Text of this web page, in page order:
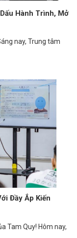
Hành Trình, Mở
nay, Trung tâm
Đầy Ắp Kiến
Tam Quy! Hôm nay,